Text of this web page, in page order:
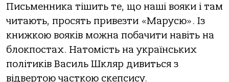
Письменника тішить те, що наші вояки і там
читають, просять привезти «Марусю». Із
книжкою вояків можна побачити навіть на
блокпостах. Натомість на українських
політиків Василь Шкляр дивиться з
відвертою часткою скепсису.